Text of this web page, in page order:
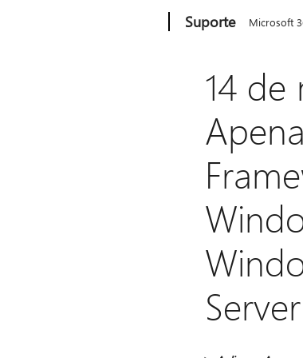
Suporte Microsoft
14